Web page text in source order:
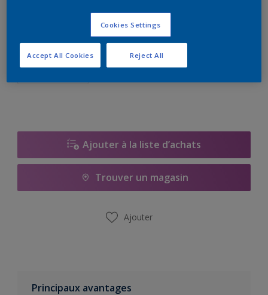
5L
Quantité
Ajouter à la liste d’achats
Trouver un magasin
Ajouter
Principaux avantages
Cookies Settings
Reject All
Accept All Cookies